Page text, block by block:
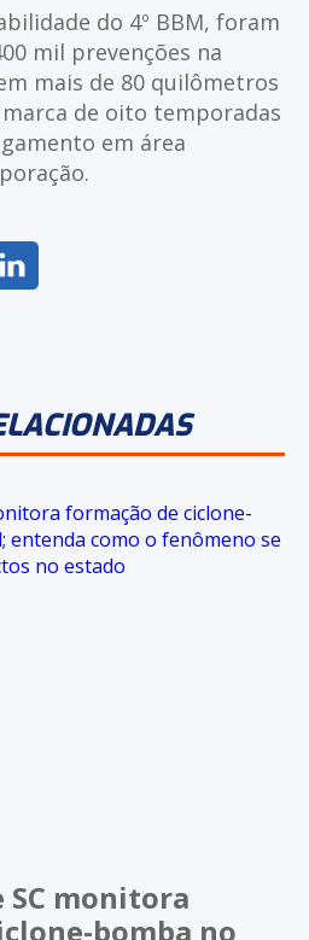
do 4º BBM, foram
mil prevenções na
mais de 80 quilômetros
de oito temporadas
em área
SC monitora
bomba no